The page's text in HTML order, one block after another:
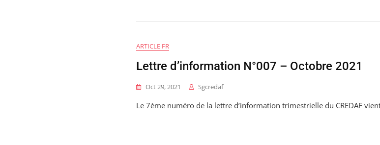
ARTICLE FR
Lettre d’information N°007 – Octobre 2021
Oct 29, 2021 Sgcredaf
Le 7ème numéro de la lettre d’information trimestrielle du CREDAF